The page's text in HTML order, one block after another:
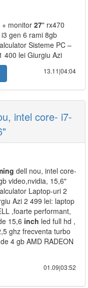
+ monitor 27" rx470
gen 6 rami 8gb
Sisteme PC –
400 lei Giurgiu Azi
13.11|04:04
intel core- i7-
dell nou, intel core-
video,nvidia, 15,6"
Laptop-uri 2
Azi 2 499 lei: laptop
,foarte performant,
15,6 inch led full hd ,
ghz frecventa turbo
4 gb AMD RADEON
01.09|03:52